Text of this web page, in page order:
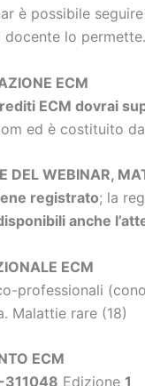
è possibile
lo permette.
ECM
ECM dovrai
ed è costituito
DEL WEBINAR,
registrato; la
anche
ECM
professionali
Malattie rare (18)
ECM
311048 Edizione 1